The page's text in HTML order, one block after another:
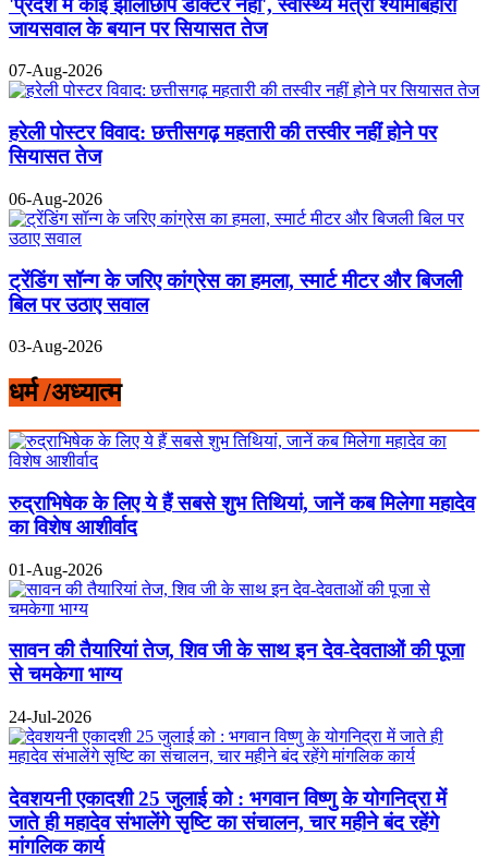
'प्रदेश में कोई झोलाछाप डॉक्टर नहीं', स्वास्थ्य मंत्री श्यामबिहारी
जायसवाल के बयान पर सियासत तेज
07-Aug-2026
हरेली पोस्टर विवाद: छत्तीसगढ़ महतारी की तस्वीर नहीं होने पर
सियासत तेज
06-Aug-2026
ट्रेंडिंग सॉन्ग के जरिए कांग्रेस का हमला, स्मार्ट मीटर और बिजली
बिल पर उठाए सवाल
03-Aug-2026
धर्म /अध्यात्म
रुद्राभिषेक के लिए ये हैं सबसे शुभ तिथियां, जानें कब मिलेगा महादेव
का विशेष आशीर्वाद
01-Aug-2026
सावन की तैयारियां तेज, शिव जी के साथ इन देव-देवताओं की पूजा
से चमकेगा भाग्य
24-Jul-2026
देवशयनी एकादशी 25 जुलाई को : भगवान विष्णु के योगनिद्रा में
जाते ही महादेव संभालेंगे सृष्टि का संचालन, चार महीने बंद रहेंगे
मांगलिक कार्य